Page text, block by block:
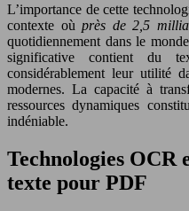
L’importance de cette
contexte où près de 2,5
quotidiennement dans le
significative contient du
considérablement leur utilité
modernes. La capacité à
ressources dynamiques
indéniable.
Technologies OCR
texte pour PDF